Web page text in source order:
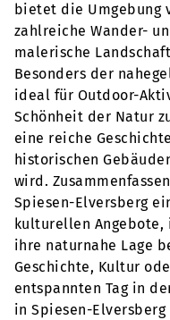
bietet die Umgebung
zahlreiche Wander-
malerische
Besonders der
ideal für Outdoor-
Schönheit der Natur
eine reiche
historischen
wird.
Spiesen-Elversberg
kulturellen Angebote,
ihre naturnahe Lage
Geschichte, Kultur
entspannten Tag in
in Spiesen-